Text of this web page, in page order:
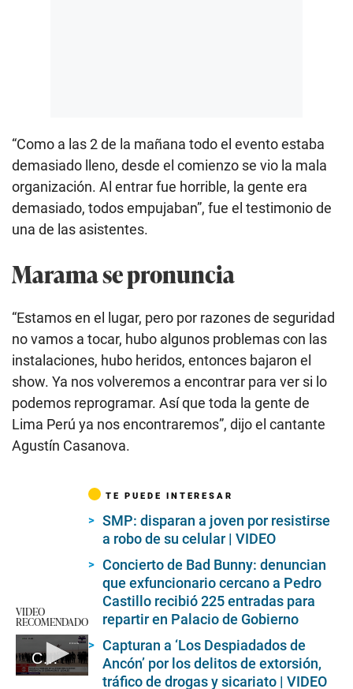
“Como a las 2 de la mañana todo el evento estaba
demasiado lleno, desde el comienzo se vio la mala
organización. Al entrar fue horrible, la gente era
demasiado, todos empujaban”, fue el testimonio de
una de las asistentes.
Marama se pronuncia
“Estamos en el lugar, pero por razones de seguridad
no vamos a tocar, hubo algunos problemas con las
instalaciones, hubo heridos, entonces bajaron el
show. Ya nos volveremos a encontrar para ver si lo
podemos reprogramar. Así que toda la gente de
Lima Perú ya nos encontraremos”, dijo el cantante
Agustín Casanova.
VIDEO
RECOMENDADO
Caos en frontera de Perú y Chile
TE PUEDE INTERESAR
SMP: disparan a joven por resistirse
a robo de su celular | VIDEO
Concierto de Bad Bunny: denuncian
que exfuncionario cercano a Pedro
Castillo recibió 225 entradas para
repartir en Palacio de Gobierno
Capturan a ‘Los Despiadados de
Ancón’ por los delitos de extorsión,
tráfico de drogas y sicariato | VIDEO